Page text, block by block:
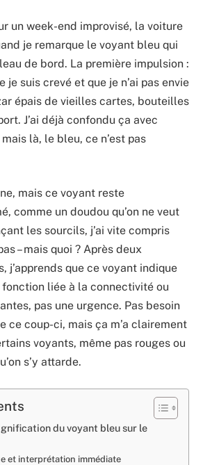
un week-end improvisé, la voiture
je remarque le voyant bleu qui
de bord. La première impulsion :
je suis crevé et que je n’ai pas envie
épais de vieilles cartes, bouteilles
J’ai déjà confondu ça avec
là, le bleu, ce n’est pas
mais ce voyant reste
comme un doudou qu’on ne veut
les sourcils, j’ai vite compris
– mais quoi ? Après deux
j’apprends que ce voyant indique
liée à la connectivité ou
pas une urgence. Pas besoin
ce coup-ci, mais ça m’a clairement
voyants, même pas rouges ou
s’y attarde.
du voyant bleu sur le
et interprétation immédiate